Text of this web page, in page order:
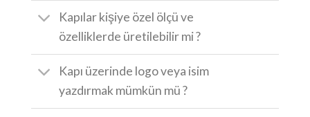
Kapılar kişiye özel ölçü ve
özelliklerde üretilebilir mi ?
Kapı üzerinde logo veya isim
yazdırmak mümkün mü ?